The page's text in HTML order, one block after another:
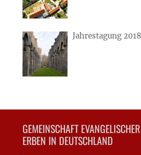
Jahrestagung 2018
GEMEINSCHAFT
ERBEN IN DEUTSCHLAND